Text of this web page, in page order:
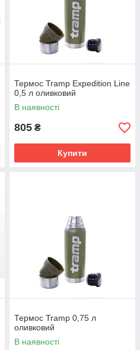
Термос Tramp Expedition Line
0,5 л оливковий
В наявності
805 ₴
Купити
Термос Tramp 0,75 л
оливковий
В наявності